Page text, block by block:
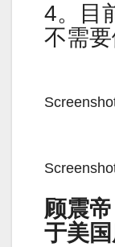
4。目
不需要
顾震帝
于美国